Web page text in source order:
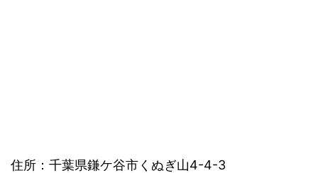
住所：千葉県鎌ケ谷市くぬぎ山4-4-3